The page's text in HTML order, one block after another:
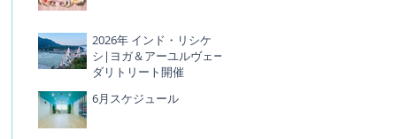
2026年 インド・リシケ
シ|ヨガ＆アーユルヴェー
ダリトリート開催
6月スケジュール